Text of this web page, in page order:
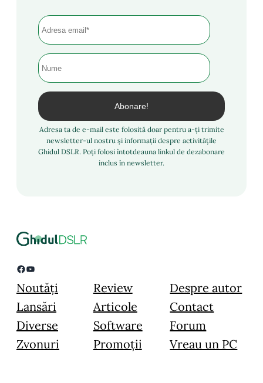
Adresa ta de e-mail este folosită doar pentru a-ți trimite
newsletter-ul nostru și informații despre activitățile
Ghidul DSLR. Poți folosi întotdeauna linkul de dezabonare
inclus în newsletter.
Facebook YouTube
Noutăți
Lansări
Diverse
Zvonuri
Review
Articole
Software
Promoții
Despre autor
Contact
Forum
Vreau un PC